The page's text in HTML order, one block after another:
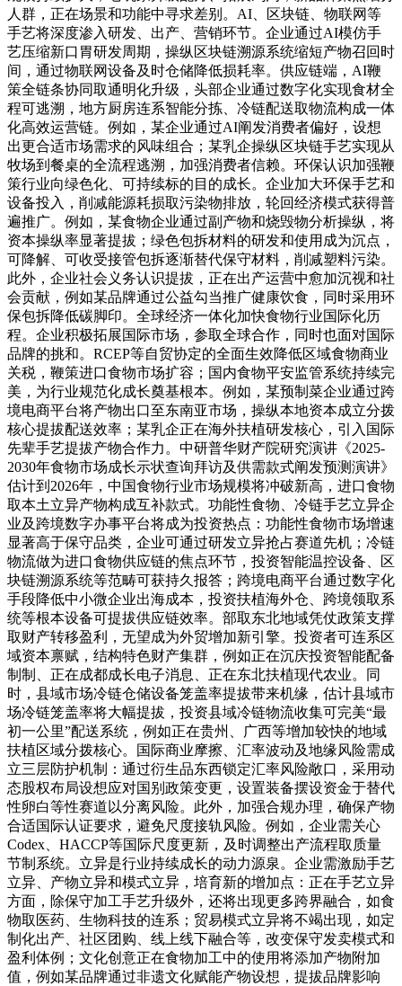
人群，正在场景和功能中寻求差别。AI、区块链、物联网等
手艺将深度渗入研发、出产、营销环节。企业通过AI模仿手
艺压缩新口胃研发周期，操纵区块链溯源系统缩短产物召回时
间，通过物联网设备及时仓储降低损耗率。供应链端，AI鞭
策全链条协同取通明化升级，头部企业通过数字化实现食材全
程可逃溯，地方厨房连系智能分拣、冷链配送取物流构成一体
化高效运营链。例如，某企业通过AI阐发消费者偏好，设想
出更合适市场需求的风味组合；某乳企操纵区块链手艺实现从
牧场到餐桌的全流程逃溯，加强消费者信赖。环保认识加强鞭
策行业向绿色化、可持续标的目的成长。企业加大环保手艺和
设备投入，削减能源耗损取污染物排放，轮回经济模式获得普
遍推广。例如，某食物企业通过副产物和烧毁物分析操纵，将
资本操纵率显著提拔；绿色包拆材料的研发和使用成为沉点，
可降解、可收受接管包拆逐渐替代保守材料，削减塑料污染。
此外，企业社会义务认识提拔，正在出产运营中愈加沉视和社
会贡献，例如某品牌通过公益勾当推广健康饮食，同时采用环
保包拆降低碳脚印。全球经济一体化加快食物行业国际化历
程。企业积极拓展国际市场，参取全球合作，同时也面对国际
品牌的挑和。RCEP等自贸协定的全面生效降低区域食物商业
关税，鞭策进口食物市场扩容；国内食物平安监管系统持续完
美，为行业规范化成长奠基根本。例如，某预制菜企业通过跨
境电商平台将产物出口至东南亚市场，操纵本地资本成立分拨
核心提拔配送效率；某乳企正在海外扶植研发核心，引入国际
先辈手艺提拔产物合作力。中研普华财产院研究演讲《2025-
2030年食物市场成长示状查询拜访及供需款式阐发预测演讲》
估计到2026年，中国食物行业市场规模将冲破新高，进口食物
取本土立异产物构成互补款式。功能性食物、冷链手艺立异企
业及跨境数字办事平台将成为投资热点：功能性食物市场增速
显著高于保守品类，企业可通过研发立异抢占赛道先机；冷链
物流做为进口食物供应链的焦点环节，投资智能温控设备、区
块链溯源系统等范畴可获持久报答；跨境电商平台通过数字化
手段降低中小微企业出海成本，投资扶植海外仓、跨境领取系
统等根本设备可提拔供应链效率。部取东北地域凭仗政策支撑
取财产转移盈利，无望成为外贸增加新引擎。投资者可连系区
域资本禀赋，结构特色财产集群，例如正在沉庆投资智能配备
制制、正在成都成长电子消息、正在东北扶植现代农业。同
时，县域市场冷链仓储设备笼盖率提拔带来机缘，估计县域市
场冷链笼盖率将大幅提拔，投资县域冷链物流收集可完美“最
初一公里”配送系统，例如正在贵州、广西等增加较快的地域
扶植区域分拨核心。国际商业摩擦、汇率波动及地缘风险需成
立三层防护机制：通过衍生品东西锁定汇率风险敞口，采用动
态股权布局设想应对国别政策变更，设置装备摆设资金于替代
性卵白等性赛道以分离风险。此外，加强合规办理，确保产物
合适国际认证要求，避免尺度接轨风险。例如，企业需关心
Codex、HACCP等国际尺度更新，及时调整出产流程取质量
节制系统。立异是行业持续成长的动力源泉。企业需激励手艺
立异、产物立异和模式立异，培育新的增加点：正在手艺立异
方面，除保守加工手艺升级外，还将出现更多跨界融合，如食
物取医药、生物科技的连系；贸易模式立异将不竭出现，如定
制化出产、社区团购、线上线下融合等，改变保守发卖模式和
盈利体例；文化创意正在食物加工中的使用将添加产物附加
值，例如某品牌通过非遗文化赋能产物设想，提拔品牌影响